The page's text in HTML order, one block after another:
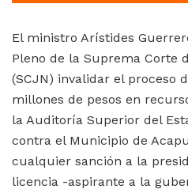
El ministro Arístides
Pleno de la Suprema Corte
(SCJN) invalidar el proceso
millones de pesos en
la Auditoría Superior del
contra el Municipio de
cualquier sanción a la
licencia -aspirante a la